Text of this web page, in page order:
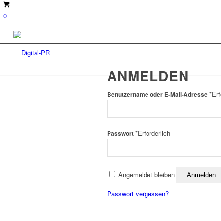
0
ANMELDEN
Benutzername oder E-Mail-Adresse*
Passwort*Erforderlich
Angemeldet bleiben Anmelden
Passwort vergessen?